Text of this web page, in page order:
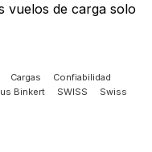
vuelos de carga solo
Cargas
Confiabilidad
Binkert SWISS
Swiss